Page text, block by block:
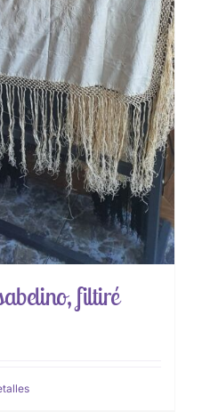
filtiré